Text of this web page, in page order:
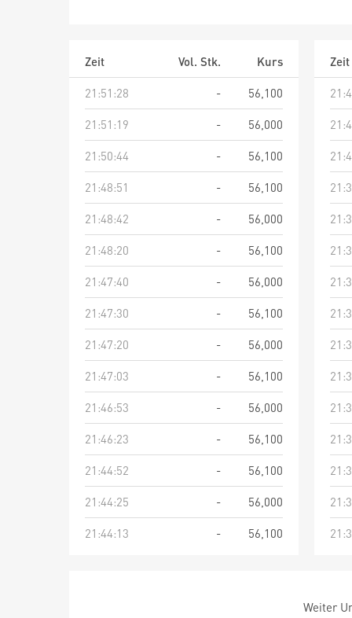
Zeit Vol. Stk.
Kurs
21:51:28
-
56,100
21:51:19
-
56,000
21:50:44
-
56,100
21:48:51
-
56,100
21:48:42
-
56,000
21:48:20
-
56,100
21:47:40
-
56,000
21:47:30
-
56,100
21:47:20
-
56,000
21:47:03
-
56,100
21:46:53
-
56,000
21:46:23
-
56,100
21:44:52
-
56,100
21:44:25
-
56,000
21:44:13
- 56,100
Zeit
Weiter